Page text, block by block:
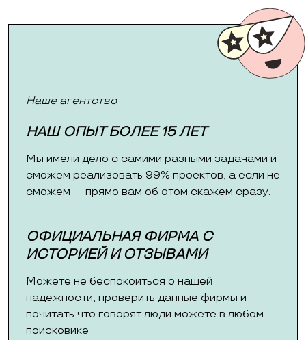
Наше агентство
НАШ ОПЫТ БОЛЕЕ 15 ЛЕТ
Мы имели дело с самими разными задачами и
сможем реализовать 99% проектов, а если не
сможем — прямо вам об этом скажем сразу.
ОФИЦИАЛЬНАЯ ФИРМА С
ИСТОРИЕЙ И ОТЗЫВАМИ
Можете не беспокоиться о нашей
надежности, проверить данные фирмы и
почитать что говорят люди можете в любом
поисковике